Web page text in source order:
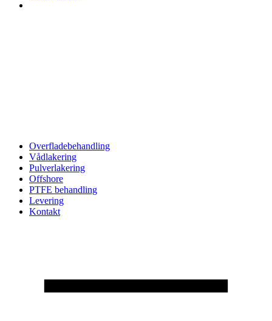
Overfladebehandling
Vådlakering
Pulverlakering
Offshore
PTFE behandling
Levering
Kontakt